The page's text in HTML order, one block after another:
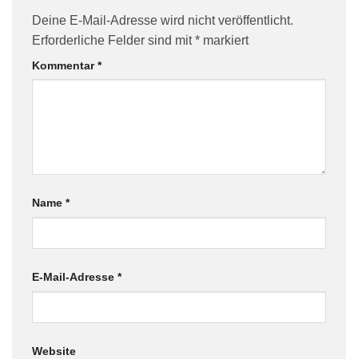
Deine E-Mail-Adresse wird nicht veröffentlicht.
Erforderliche Felder sind mit* markiert
Kommentar*
Name *
E-Mail-Adresse *
Website